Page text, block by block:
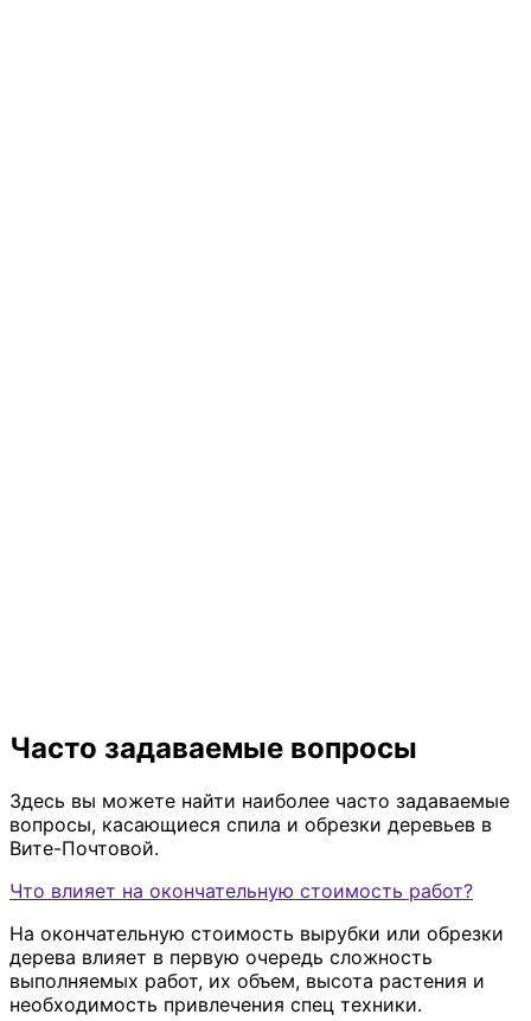
Часто задаваемые вопросы
Здесь вы можете найти наиболее часто задаваемые
вопросы, касающиеся спила и обрезки деревьев в
Вите-Почтовой.
Что влияет на окончательную стоимость работ?
На окончательную стоимость вырубки или обрезки
дерева влияет в первую очередь сложность
выполняемых работ, их объем, высота растения и
необходимость привлечения спец техники.